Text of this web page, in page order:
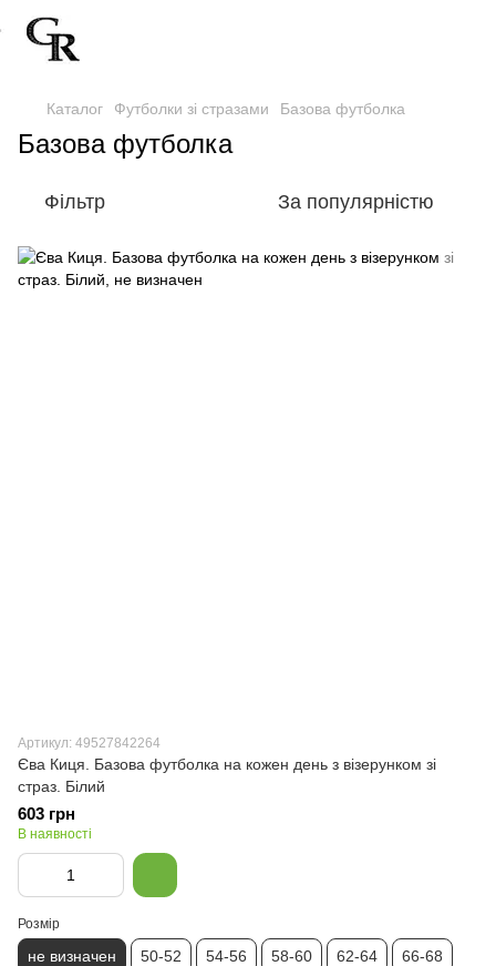
Каталог Футболки зі стразами Базова футболка
Базова футболка
Фільтр За популярністю
Артикул: 49527842264
Єва Киця. Базова футболка на кожен день з візерунком зі
страз. Білий
603 грн
В наявності
Розмір
не визначен 50-52 54-56 58-60 62-64 66-68